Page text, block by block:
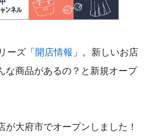
ーズ「開店情報 」。新しいお店
な商品があるの？と新規オープ
が大府市でオープンしました！